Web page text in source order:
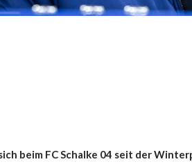
beim FC Schalke 04 seit der